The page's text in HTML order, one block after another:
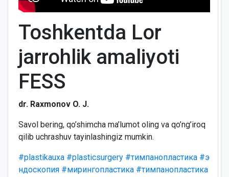
Toshkentda Lor
jarrohlik amaliyoti
FESS
dr. Raxmonov O. J.
Savol bering, qo’shimcha ma’lumot oling va qo’ng’iroq
qilib uchrashuv tayinlashingiz mumkin.
#plastikauxa #plasticsurgery #тимпанопластика #э
ндоскопия #мирингопластика #тимпанопластика